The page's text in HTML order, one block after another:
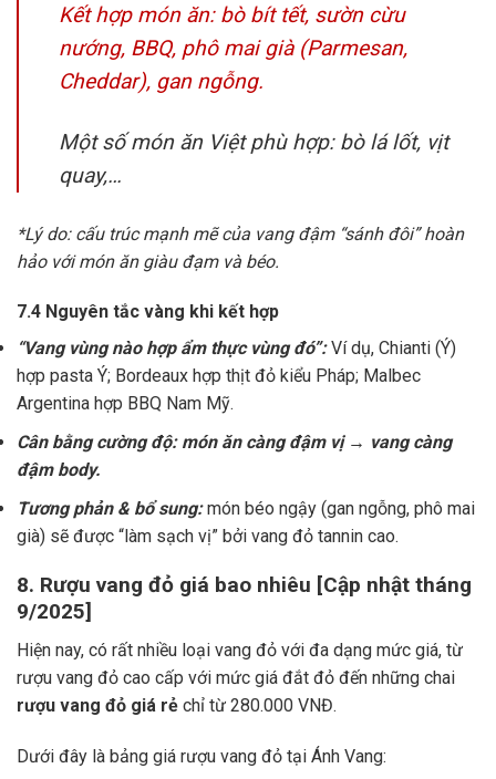
Kết hợp món ăn: bò bít tết, sườn cừu
nướng, BBQ, phô mai già (Parmesan,
Cheddar), gan ngỗng.
Một số món ăn Việt phù hợp: bò lá lốt, vịt
quay,…
*Lý do: cấu trúc mạnh mẽ của vang đậm “sánh đôi” hoàn
hảo với món ăn giàu đạm và béo.
7.4 Nguyên tắc vàng khi kết hợp
“Vang vùng nào hợp ẩm thực vùng đó”:Ví dụ, Chianti (Ý)
hợp pasta Ý; Bordeaux hợp thịt đỏ kiểu Pháp; Malbec
Argentina hợp BBQ Nam Mỹ.
Cân bằng cường độ: món ăn càng đậm vị → vang càng
đậm body.
Tương phản & bổ sung:món béo ngậy (gan ngỗng, phô mai
già) sẽ được “làm sạch vị” bởi vang đỏ tannin cao.
8. Rượu vang đỏ giá bao nhiêu [Cập nhật tháng
9/2025]
Hiện nay, có rất nhiều loại vang đỏ với đa dạng mức giá, từ
rượu vang đỏ cao cấp với mức giá đắt đỏ đến những chai
rượu vang đỏ giá rẻ chỉ từ 280.000 VNĐ.
Dưới đây là bảng giá rượu vang đỏ tại Ánh Vang: